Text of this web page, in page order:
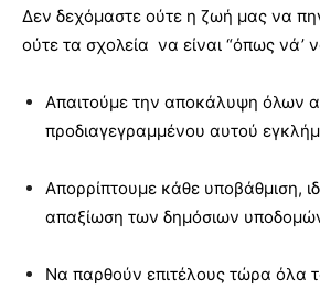
Δεν δεχόμαστε ούτε η ζωή μας να
ούτε τα σχολεία να είναι “όπως νά’
Απαιτούμε την αποκάλυψη όλων
προδιαγεγραμμένου αυτού
Απορρίπτουμε κάθε υποβάθμιση,
απαξίωση των δημόσιων
Να παρθούν επιτέλους τώρα όλα